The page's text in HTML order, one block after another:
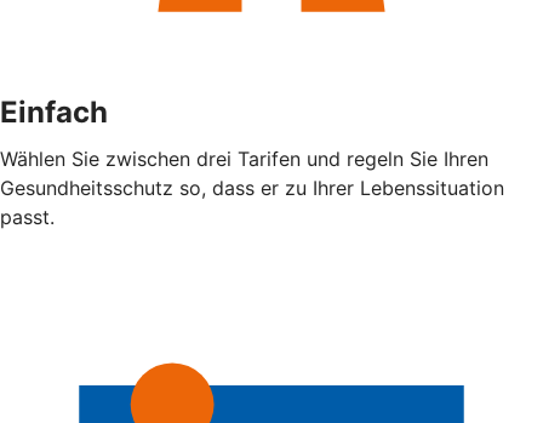
Einfach
Wählen Sie zwischen drei Tarifen und regeln Sie Ihren
Gesundheitsschutz so, dass er zu Ihrer Lebenssituation
passt.